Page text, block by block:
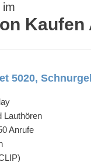
im
5020,
Lauthören
Anrufe